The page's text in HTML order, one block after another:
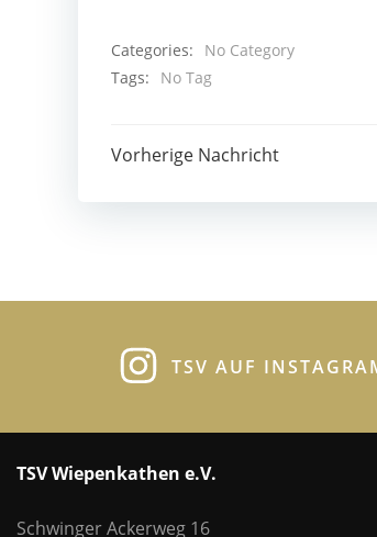
Categories:
No Category
Tags:
No Tag
Post
navigation
Vorherige Nachricht
TSV AUF
TSV Wiepenkathen e.V.
Schwinger Ackerweg 16